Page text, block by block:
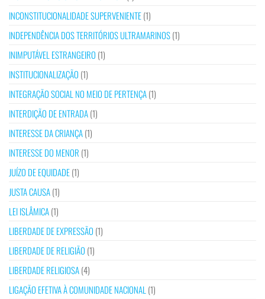
INCONSTITUCIONALIDADE SUPERVENIENTE(1)
INDEPENDÊNCIA DOS TERRITÓRIOS ULTRAMARINOS(1)
INIMPUTÁVEL ESTRANGEIRO (1)
INSTITUCIONALIZAÇÃO (1)
INTEGRAÇÃO SOCIAL NO MEIO DE PERTENÇA(1)
INTERDIÇÃO DE ENTRADA(1)
INTERESSE DA CRIANÇA(1)
INTERESSE DO MENOR (1)
JUÍZO DE EQUIDADE(1)
JUSTA CAUSA(1)
LEI ISLÂMICA(1)
LIBERDADE DE EXPRESSÃO (1)
LIBERDADE DE RELIGIÃO (1)
LIBERDADE RELIGIOSA(4)
LIGAÇÃO EFETIVA À COMUNIDADE NACIONAL (1)